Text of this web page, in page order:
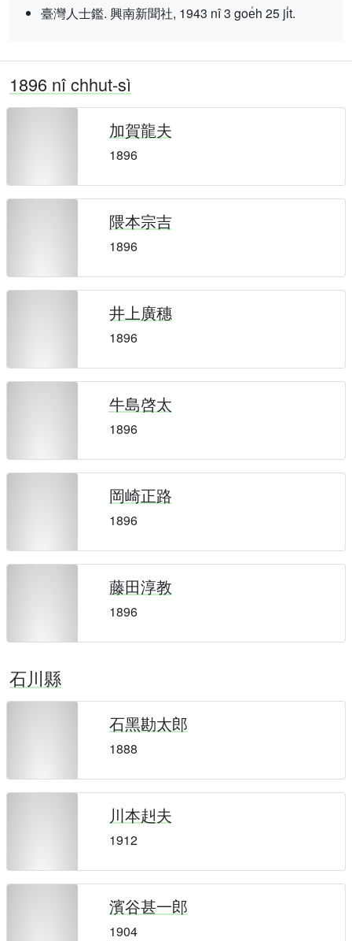
臺灣人士鑑. 興南新聞社, 1943 nî 3 goe̍h 25 ji̍t.
1896 nî chhut-sì
加賀龍夫
1896
隈本宗吉
1896
井上廣穗
1896
牛島啓太
1896
岡崎正路
1896
藤田淳教
1896
石川縣
石黑勘太郎
1888
川本赳夫
1912
濱谷甚一郎
1904